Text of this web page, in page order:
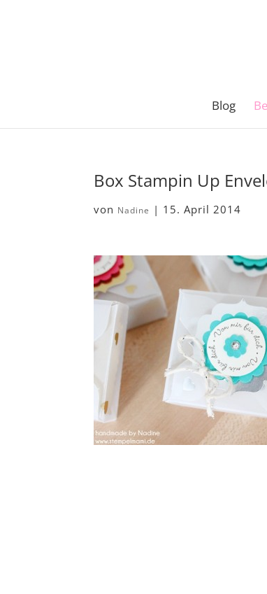
Blog
Box Stampin Up
von Nadine | 15. April 2014